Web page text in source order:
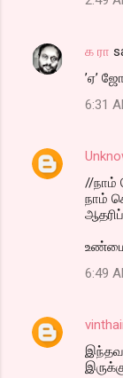
க ரா
’ஏ’
6:31
//நாம்
நாம்
6:49